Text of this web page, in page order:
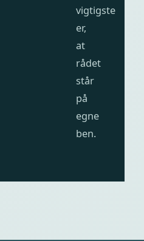
vigtigste
er,
at
rådet
står
på
egne
ben.